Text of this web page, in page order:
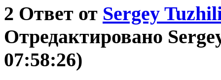
2 Ответ от Sergey
Отредактировано
07:58:26)